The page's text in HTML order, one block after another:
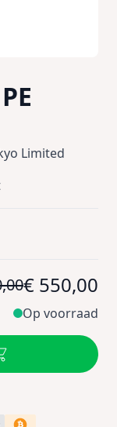
Limited
€ 550,00
Op voorraad